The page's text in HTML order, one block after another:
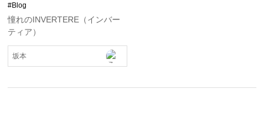
#Blog
憧れのINVERTERE（インバー
ティア）
坂本